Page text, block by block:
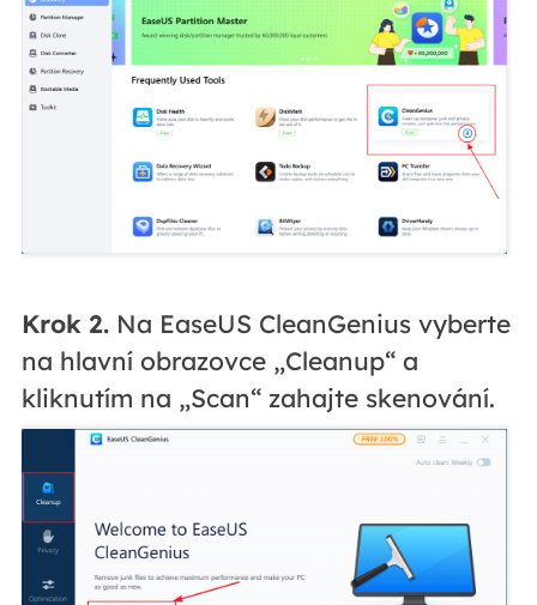
Krok 2.Na EaseUS CleanGenius vyberte
na hlavní obrazovce „Cleanup“ a
kliknutím na „Scan“ zahajte skenování.